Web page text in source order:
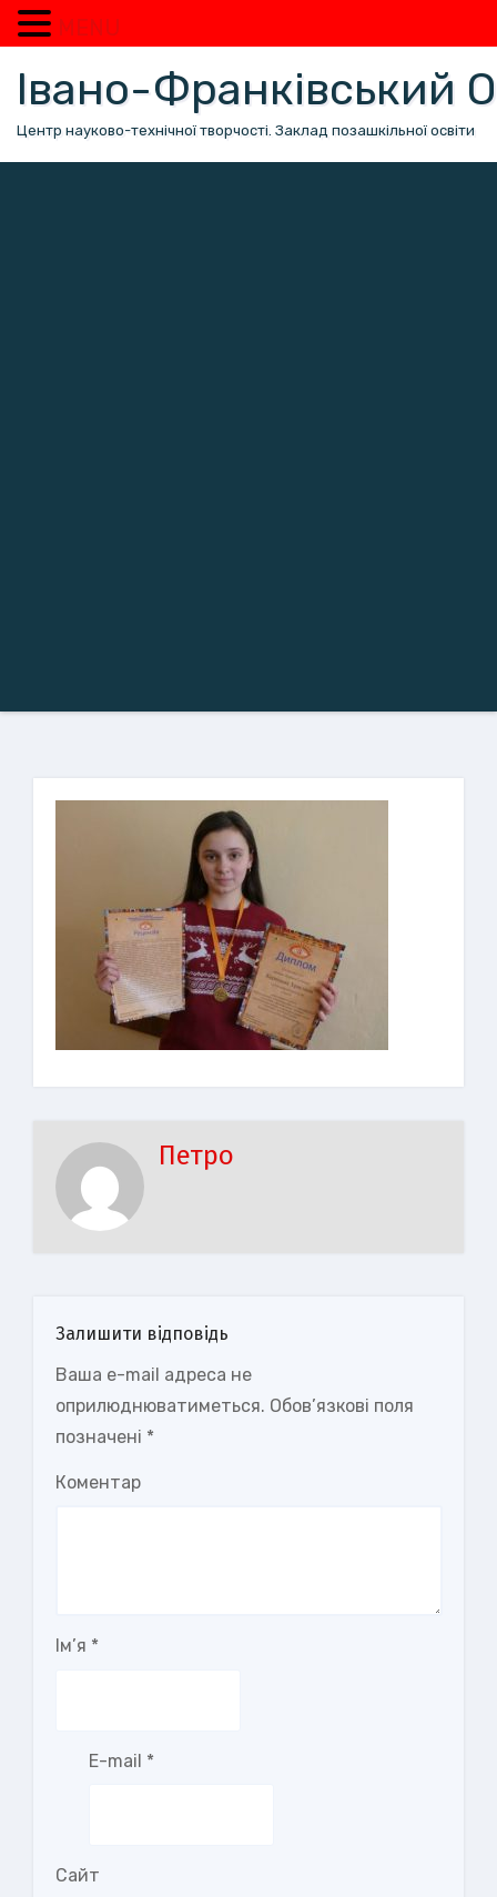
вмісту
Івано-Франківський
Центр науково-технічної творчості. Заклад позашкільної освіти
Петро
Залишити відповідь
Ваша e-mail адреса не
оприлюднюватиметься. Обов’язкові поля
позначені *
Коментар
Ім’я *
E-mail *
Сайт
MENU